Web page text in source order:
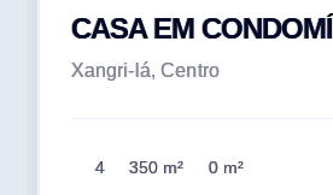
CASA EM
Xangri-lá, Centro
4 350 m² 0 m²